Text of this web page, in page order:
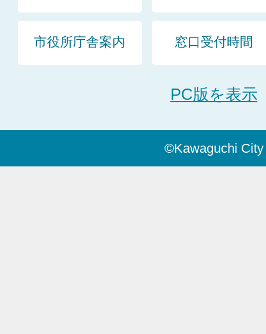
市役所庁舎案内 窓口受付時間
PC版を表示
©Kawaguchi City